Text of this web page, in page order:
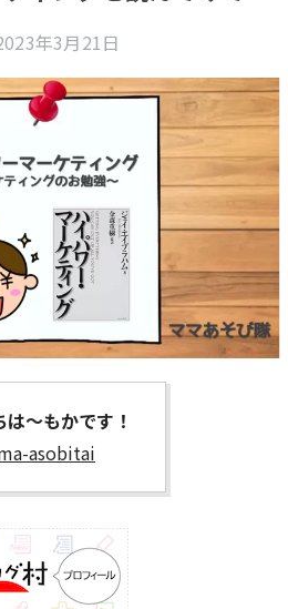
年3月21日
は～もかです！
asobitai